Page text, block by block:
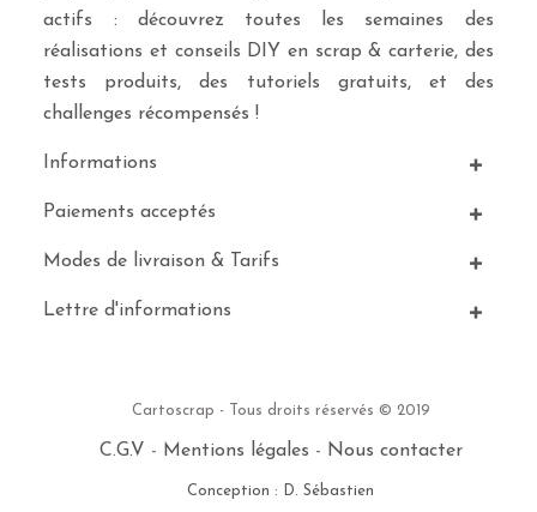
actifs : découvrez toutes les semaines des
réalisations et conseils DIY en scrap & carterie, des
tests produits, des tutoriels gratuits, et des
challenges récompensés !
Informations
Paiements acceptés
Modes de livraison & Tarifs
Lettre d'informations
Cartoscrap - Tous droits réservés © 2019
C.G.V - Mentions légales - Nous contacter
Conception : D. Sébastien